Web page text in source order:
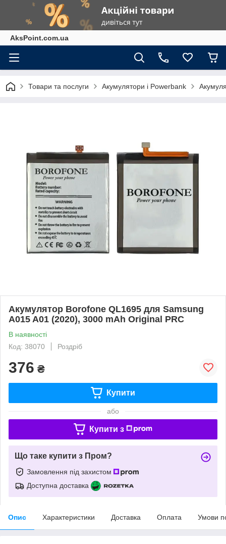
AksPoint.com.ua
Товари та послуги Акумулятори і Powerbank
Акумулятор Borofone QL1695 для Samsung
A015 A01 (2020), 3000 mAh Original PRC
В наявності
Код: 38070
Роздріб
376 ₴
Купити
або
Купити з
Що таке купити з Пром?
Замовлення під захистом
Доступна доставка
Опис Характеристики Доставка Оплата Умови